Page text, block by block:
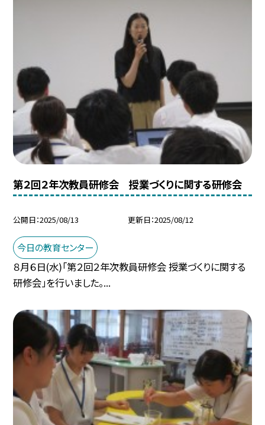
第２回２年次教員研修会 授業づくりに関する研修会
公開日 2025/08/13 更新日 2025/08/12
今日の教育センター
８月６日(水)「第２回２年次教員研修会 授業づくりに関する
研修会」を行いました。...